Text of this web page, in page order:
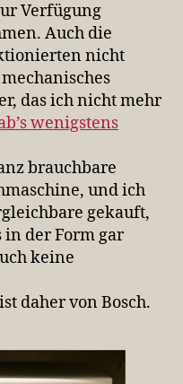
Verfügung
Auch die
nicht
das ich nicht mehr
wenigstens
brauchbare
und ich
gekauft,
in der Form gar
keine
daher von Bosch.